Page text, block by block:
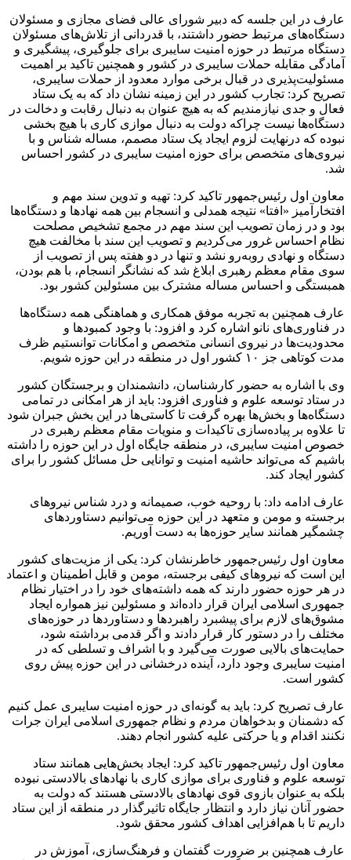
عارف در این جلسه که دبیر شورای عالی فضای مجازی و مسئولان
دستگاه‌های مرتبط حضور داشتند، با قدردانی از تلاش‌های مسئولان
دستگاه مرتبط در حوزه امنیت سایبری برای جلوگیری، پیشگیری و
آمادگی مقابله حملات سایبری در کشور و همچنین تاکید بر اهمیت
مسئولیت‌پذیری در قبال برخی موارد معدود از حملات سایبری،
تصریح کرد: تجارب کشور در این زمینه نشان داد که به یک ستاد
فعال و جدی نیازمندیم که به هیچ عنوان به دنبال رقابت و دخالت در
دستگاه‌ها نیست چراکه دولت به دنبال موازی کاری با هیچ بخشی
نبوده که درنهایت لزوم ایجاد یک ستاد مصمم، مساله شناس و با
نیروی‌های متخصص برای حوزه امنیت سایبری در کشور احساس
شد.
معاون اول رئیس‌جمهور تاکید کرد: تهیه و تدوین سند مهم و
افتخارآمیز «افتا» نتیجه همدلی و انسجام بین همه نهاد‌ها و دستگاه‌ها
بود و در زمان تصویب این سند مهم در مجمع تشخیص مصلحت
نظام احساس غرور می‌کردیم و تصویب این سند با مخالفت هیچ
دستگاه و نهادی رو‌به‌رو نشد و تنها در دو هفته پس از تصویب از
سوی مقام معظم رهبری ابلاغ شد که نشانگر انسجام، با هم بودن،
همبستگی و احساس مساله مشترک بین مسئولین کشور بود.
عارف همچنین به تجربه موفق همکاری و هماهنگی همه دستگاه‌ها
در فناوری‌های نانو اشاره کرد و افزود: با وجود کمبود‌ها و
محدودیت‌ها در نیروی انسانی متخصص و امکانات توانستیم ظرف
مدت کوتاهی جز ۱۰ کشور اول در منطقه در این حوزه شویم.
وی با اشاره به حضور کارشناسان، دانشمندان و برجستگان کشور
در ستاد توسعه علوم و فناوری افزود: باید از هر امکانی در تمامی
دستگاه‌ها و بخش‌ها بهره گرفت تا کاستی‌ها در این بخش جبران شود
تا علاوه بر پیاده‌سازی تاکیدات و منویات مقام معظم رهبری در
خصوص امنیت سایبری، در منطقه جایگاه اول در این حوزه را داشته
باشیم که می‌تواند حاشیه امنیت و توانایی حل مسائل کشور را برای
کشور ایجاد کند.
عارف ادامه داد: با روحیه خوب، صمیمانه و درد شناس نیرو‌های
برجسته و مومن و متعهد در این حوزه می‌توانیم دستاورد‌های
چشمگیر همانند سایر حوزه‌ها به دست آوریم.
معاون اول رئیس‌جمهور خاطرنشان کرد: یکی از مزیت‌های کشور
این است که نیرو‌های کیفی برجسته، مومن و قابل اطمینان و اعتماد
در هر حوزه حضور دارند که همه داشته‌های خود را در اختیار نظام
جمهوری اسلامی ایران قرار داده‌اند و مسئولین نیز همواره ایجاد
مشوق‌های لازم برای پیشبرد راهبرد‌ها و دستاورد‌ها در حوزه‌های
مختلف را در دستور کار قرار دادند و اگر قدمی برداشته شود،
حمایت‌های بالایی صورت می‌گیرد و با اشراف و تسلطی که در
امنیت سایبری وجود دارد، آینده درخشانی در این حوزه پیش روی
کشور است.
عارف تصریح کرد: باید به گونه‌ای در حوزه امنیت سایبری عمل کنیم
که دشمنان و بدخواهان مردم و نظام جمهوری اسلامی ایران جرات
نکنند اقدام و یا حرکتی علیه کشور انجام دهند.
معاون اول رئیس‌جمهور تاکید کرد: ایجاد بخش‌هایی همانند ستاد
توسعه علوم و فناوری برای موازی کاری با نهاد‌های بالادستی نبوده
بلکه به عنوان بازوی قوی نهاد‌های بالادستی هستند که دولت به
حضور آنان نیاز دارد و انتظار جایگاه تاثیرگذار در منطقه از این ستاد
داریم تا با هم‌افزایی اهداف کشور محقق شود.
عارف همچنین بر ضرورت گفتمان و فرهنگ‌سازی، آموزش در